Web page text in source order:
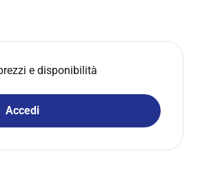
e disponibilità
Accedi